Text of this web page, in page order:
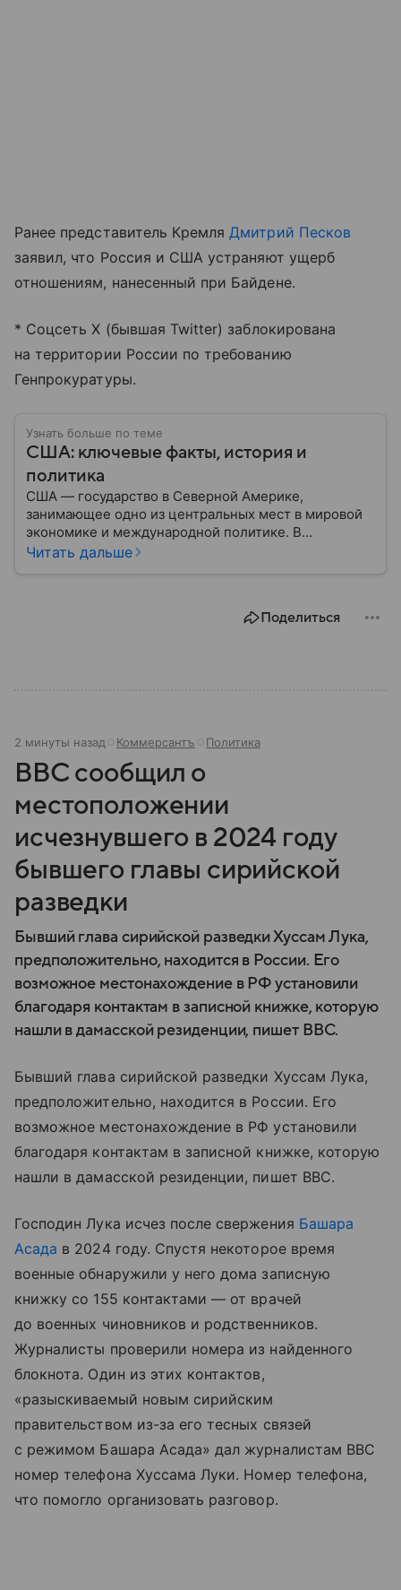
Ранее представитель Кремля Дмитрий Песков
заявил, что Россия и США устраняют ущерб
отношениям, нанесенный при Байдене.
* Соцсеть X (бывшая Twitter) заблокирована
на территории России по требованию
Генпрокуратуры.
Узнать больше по теме
США: ключевые факты, история и
политика
США — государство в Северной Америке,
занимающее одно из центральных мест в мировой
экономике и международной политике. В
материале — основные сведения об этой стране.
Читать дальше
Поделиться
2 минуты назад Коммерсантъ Политика
BBC сообщил о
местоположении
исчезнувшего в 2024 году
бывшего главы сирийской
разведки
Бывший глава сирийской разведки Хуссам Лука,
предположительно, находится в России. Его
возможное местонахождение в РФ установили
благодаря контактам в записной книжке, которую
нашли в дамасской резиденции, пишет BBC.
Бывший глава сирийской разведки Хуссам Лука,
предположительно, находится в России. Его
возможное местонахождение в РФ установили
благодаря контактам в записной книжке, которую
нашли в дамасской резиденции, пишет BBC.
Господин Лука исчез после свержения Башара
Асада в 2024 году. Спустя некоторое время
военные обнаружили у него дома записную
книжку со 155 контактами — от врачей
до военных чиновников и родственников.
Журналисты проверили номера из найденного
блокнота. Один из этих контактов,
«разыскиваемый новым сирийским
правительством из-за его тесных связей
с режимом Башара Асада» дал журналистам BBC
номер телефона Хуссама Луки. Номер телефона,
что помогло организовать разговор.